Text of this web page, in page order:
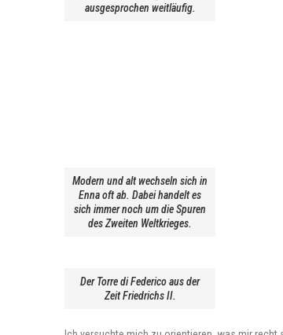
ausgesprochen weitläufig.
Modern und alt wechseln sich in
Enna oft ab. Dabei handelt es
sich immer noch um die Spuren
des Zweiten Weltkrieges.
Der Torre di Federico aus der
Zeit Friedrichs II.